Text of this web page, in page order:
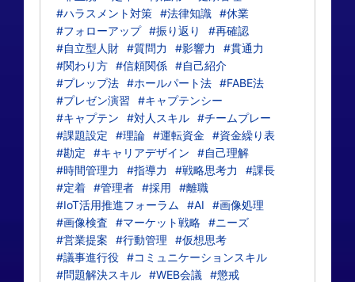
#ハラスメント対策 #法律知識 #休業
#フォローアップ #振り返り
#再確認
#自立型人財 #質問力 #影響力
#貫通力
#関わり方 #信頼関係 #自己紹介
#プレップ法 #ホールパート法 #FABE法
#プレゼン演習
#キャプテンシー
#キャプテン
#対人スキル #チームプレー
#課題設定
#理論 #運転資金
#資金繰り表
#勘定
#キャリアデザイン
#自己理解
#時間管理力
#指導力 #戦略思考力
#課長
#定着 #管理者 #採用
#離職
#IoT活用推進フォーラム
#AI
#画像処理
#画像検査
#マーケット戦略 #ニーズ
#営業提案
#行動管理
#仮想思考
#議事進行役 #コミュニケーションスキル
#問題解決スキル #WEB会議
#懲戒